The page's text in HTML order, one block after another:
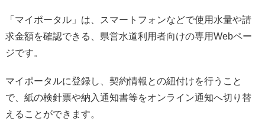
「マイポータル」は、スマートフォンなどで使用水量や請
求金額を確認できる、県営水道利用者向けの専用Webペー
ジです。
マイポータルに登録し、契約情報との紐付けを行うこと
で、紙の検針票や納入通知書等をオンライン通知へ切り替
えることができます。